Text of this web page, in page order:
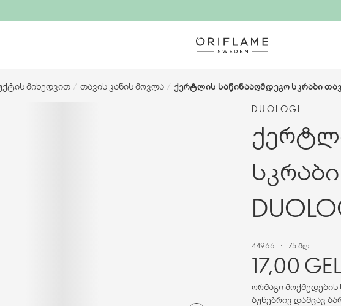
მიხედვით / თავის კანის მოვლა / ქერტლის საწინააღმდეგო სკრაბი
DUOLOGI
44966 75 მლ.
17,00 GEL
ორმაგი
ბუნებრივ დამცავ